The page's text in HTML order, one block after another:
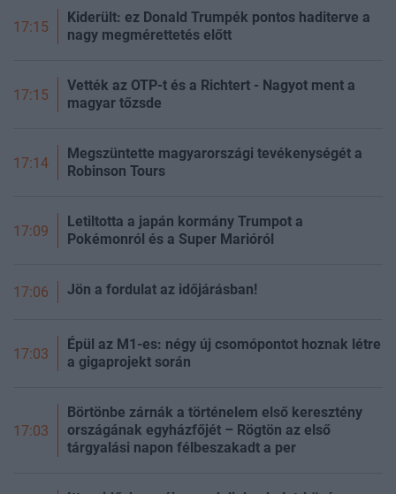
17:15
Kiderült: ez Donald Trumpék pontos haditerve a
nagy megmérettetés előtt
17:15
Vették az OTP-t és a Richtert - Nagyot ment a
magyar tőzsde
17:14
Megszüntette magyarországi tevékenységét a
Robinson Tours
17:09
Letiltotta a japán kormány Trumpot a
Pokémonról és a Super Marióról
17:06 Jön a fordulat az időjárásban!
17:03
Épül az M1-es: négy új csomópontot hoznak létre
a gigaprojekt során
17:03
Börtönbe zárnák a történelem első keresztény
országának egyházfőjét – Rögtön az első
tárgyalási napon félbeszakadt a per